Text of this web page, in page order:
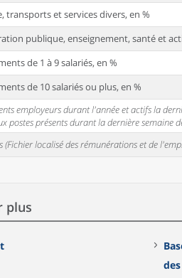
transports et services divers, en %
publique, enseignement, santé et
de 1 à 9 salariés, en %
de 10 salariés ou plus, en %
employeurs durant l'année et actifs la
postes présents durant la dernière semaine
(Fichier localisé des rémunérations et de
plus